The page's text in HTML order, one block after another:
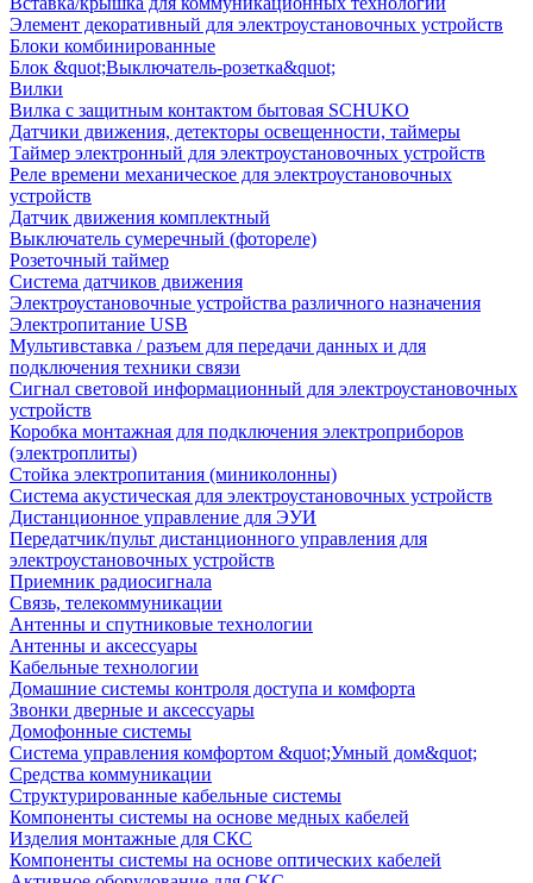
Элемент декоративный для электроустановочных устройств
Блоки комбинированные
Блок &quot;Выключатель-розетка&quot;
Вилки
Вилка с защитным контактом бытовая SCHUKO
Датчики движения, детекторы освещенности, таймеры
Таймер электронный для электроустановочных устройств
Реле времени механическое для электроустановочных
устройств
Датчик движения комплектный
Выключатель сумеречный (фотореле)
Розеточный таймер
Система датчиков движения
Электроустановочные устройства различного назначения
Электропитание USB
Мультивставка / разъем для передачи данных и для
подключения техники связи
Сигнал световой информационный для электроустановочных
устройств
Коробка монтажная для подключения электроприборов
(электроплиты)
Стойка электропитания (миниколонны)
Система акустическая для электроустановочных устройств
Дистанционное управление для ЭУИ
Передатчик/пульт дистанционного управления для
электроустановочных устройств
Приемник радиосигнала
Связь, телекоммуникации
Антенны и спутниковые технологии
Антенны и аксессуары
Кабельные технологии
Домашние системы контроля доступа и комфорта
Звонки дверные и аксессуары
Домофонные системы
Система управления комфортом &quot;Умный дом&quot;
Средства коммуникации
Структурированные кабельные системы
Компоненты системы на основе медных кабелей
Изделия монтажные для СКС
Компоненты системы на основе оптических кабелей